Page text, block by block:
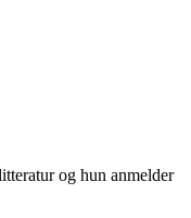
og hun anmelder